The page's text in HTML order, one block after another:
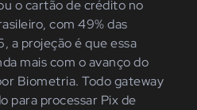
o cartão de crédito no
com 49% das
a projeção é que essa
mais com o avanço do
Biometria. Todo gateway
para processar Pix de